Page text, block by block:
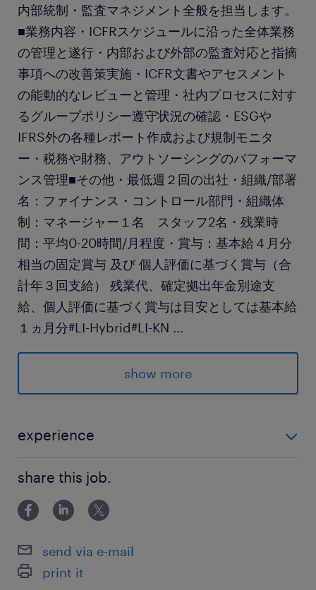
内部統制・監査マネジメント全般を担当します。
■業務内容・ICFRスケジュールに沿った全体業務
の管理と遂行・内部および外部の監査対応と指摘
事項への改善策実施・ICFR文書やアセスメント
の能動的なレビューと管理・社内プロセスに対す
るグループポリシー遵守状況の確認・ESGや
IFRS外の各種レポート作成および規制モニタ
ー・税務や財務、アウトソーシングのパフォーマ
ンス管理■その他・最低週２回の出社・組織/部署
名：ファイナンス・コントロール部門・組織体
制：マネージャー１名 スタッフ2名・残業時
間：平均0-20時間/月程度・賞与：基本給４月分
相当の固定賞与 及び 個人評価に基づく賞与（合
計年３回支給） 残業代、確定拠出年金別途支
給、個人評価に基づく賞与は目安としては基本給
１ヵ月分#LI-Hybrid#LI-KN ...
■応募要件
迎）
(TOEIC 850以上)
・ Microsoft office(word, excel 及びpower
point 中級レベル)
な姿勢、問題解決能力
・内部監査経験3年以上、または監査法人での監
show more
experience
歓迎） ・日本語流暢レベル、英語ビジネスレベル
(TOEIC 850以上) ・ Microsoft office(word, excel 及び
powe
share this job.
send via e-mail
print it